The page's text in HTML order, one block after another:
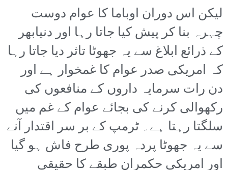
لیکن اس دوران اوباما کا عوام دوست
چہرہ بنا کر پیش کیا جاتا رہا اور دنیابھر
کے ذرائع ابلاغ سے یہ جھوٹا تاثر دیا جاتا رہا
کہ امریکی صدر عوام کا غمخوار ہے اور
دن رات سرمایہ داروں کے منافعوں کی
رکھوالی کرنے کی بجائے عوام کے غم میں
سلگتا رہتا ہے۔ ٹرمپ کے بر سر اقتدار آنے
سے یہ جھوٹا پردہ پوری طرح فاش ہو گیا
اور امریکی حکمران طبقے کا حقیقی